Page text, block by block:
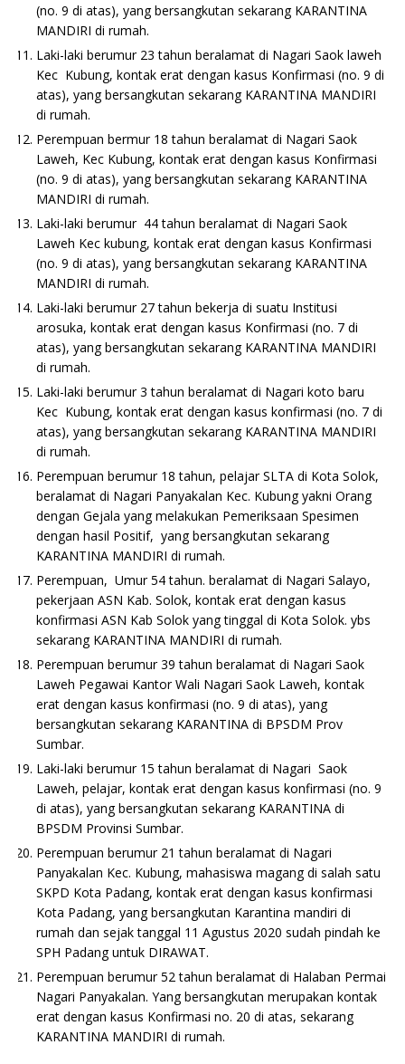
(no. 9 di atas), yang bersangkutan sekarang KARANTINA
MANDIRI di rumah.
Laki-laki berumur 23 tahun beralamat di Nagari Saok laweh
Kec Kubung, kontak erat dengan kasus Konfirmasi (no. 9 di
atas), yang bersangkutan sekarang KARANTINA MANDIRI
di rumah.
Perempuan bermur 18 tahun beralamat di Nagari Saok
Laweh, Kec Kubung, kontak erat dengan kasus Konfirmasi
(no. 9 di atas), yang bersangkutan sekarang KARANTINA
MANDIRI di rumah.
Laki-laki berumur 44 tahun beralamat di Nagari Saok
Laweh Kec kubung, kontak erat dengan kasus Konfirmasi
(no. 9 di atas), yang bersangkutan sekarang KARANTINA
MANDIRI di rumah.
Laki-laki berumur 27 tahun bekerja di suatu Institusi
arosuka, kontak erat dengan kasus Konfirmasi (no. 7 di
atas), yang bersangkutan sekarang KARANTINA MANDIRI
di rumah.
Laki-laki berumur 3 tahun beralamat di Nagari koto baru
Kec Kubung, kontak erat dengan kasus konfirmasi (no. 7 di
atas), yang bersangkutan sekarang KARANTINA MANDIRI
di rumah.
Perempuan berumur 18 tahun, pelajar SLTA di Kota Solok,
beralamat di Nagari Panyakalan Kec. Kubung yakni Orang
dengan Gejala yang melakukan Pemeriksaan Spesimen
dengan hasil Positif, yang bersangkutan sekarang
KARANTINA MANDIRI di rumah.
Perempuan, Umur 54 tahun. beralamat di Nagari Salayo,
pekerjaan ASN Kab. Solok, kontak erat dengan kasus
konfirmasi ASN Kab Solok yang tinggal di Kota Solok. ybs
sekarang KARANTINA MANDIRI di rumah.
Perempuan berumur 39 tahun beralamat di Nagari Saok
Laweh Pegawai Kantor Wali Nagari Saok Laweh, kontak
erat dengan kasus konfirmasi (no. 9 di atas), yang
bersangkutan sekarang KARANTINA di BPSDM Prov
Sumbar.
Laki-laki berumur 15 tahun beralamat di Nagari Saok
Laweh, pelajar, kontak erat dengan kasus konfirmasi (no. 9
di atas), yang bersangkutan sekarang KARANTINA di
BPSDM Provinsi Sumbar.
Perempuan berumur 21 tahun beralamat di Nagari
Panyakalan Kec. Kubung, mahasiswa magang di salah satu
SKPD Kota Padang, kontak erat dengan kasus konfirmasi
Kota Padang, yang bersangkutan Karantina mandiri di
rumah dan sejak tanggal 11 Agustus 2020 sudah pindah ke
SPH Padang untuk DIRAWAT.
Perempuan berumur 52 tahun beralamat di Halaban Permai
Nagari Panyakalan. Yang bersangkutan merupakan kontak
erat dengan kasus Konfirmasi no. 20 di atas, sekarang
KARANTINA MANDIRI di rumah.